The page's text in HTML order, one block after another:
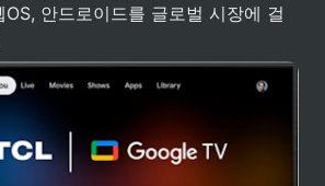
안드로이드를 글로벌 시장에 걸